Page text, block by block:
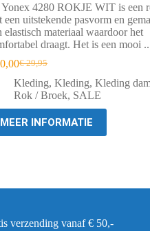
4280 ROKJE WIT is een
een uitstekende pasvorm en
elastisch materiaal waardoor het
draagt. Het is een mooi
€29,95
Oorspronkelijke
prijs
was:
€ 29,95.
Huidige
prijs
is:
€ 10,00.
Kleding, Kleding, Kleding
Rok / Broek, SALE
MEER INFORMATIE
verzending vanaf € 50,-